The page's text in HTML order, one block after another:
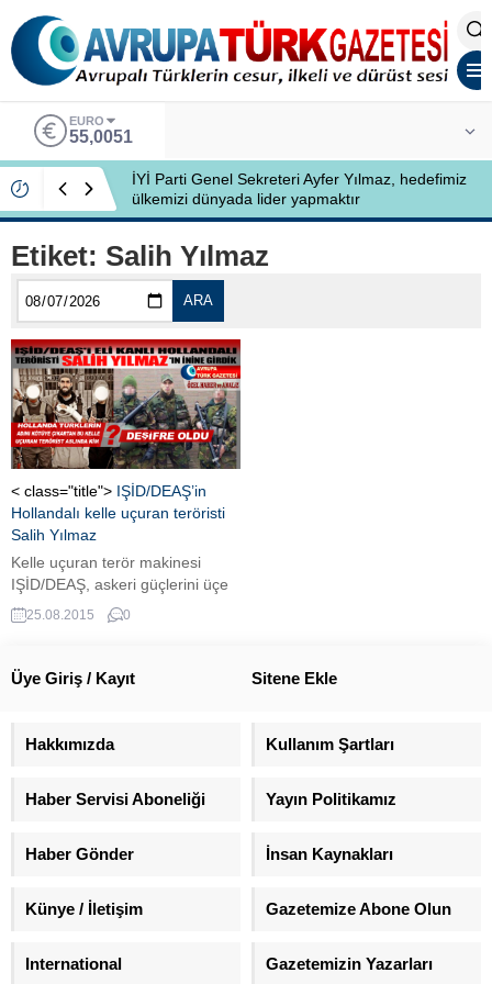
EURO
55,0051
İYİ Parti Genel Sekreteri Ayfer Yılmaz, hedefimiz
ülkemizi dünyada lider yapmaktır
Etiket: Salih Yılmaz
ARA
< class="title"> IŞİD/DEAŞ’in
Hollandalı kelle uçuran teröristi
Salih Yılmaz
Kelle uçuran terör makinesi
IŞİD/DEAŞ, askeri güçlerini üçe
ayırdı. Naziler’in SS, ABD’nin
Delta Force birliği gibi özel
‘İnghimasyun’ birliğinin
komutanlarından biri de
Salih Yılmaz oldu.
25.08.2015 0
Üye Giriş / Kayıt Sitene Ekle
Hakkımızda Kullanım Şartları
Haber Servisi Aboneliği Yayın Politikamız
Haber Gönder İnsan Kaynakları
Künye / İletişim Gazetemize Abone Olun
International Gazetemizin Yazarları